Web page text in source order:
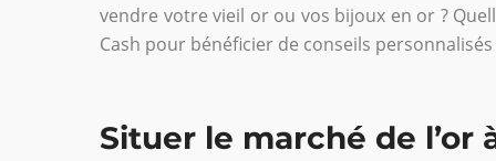
vendre votre vieil or ou vos bijoux en or ?
Cash pour bénéficier de conseils
Situer le marché de l’or